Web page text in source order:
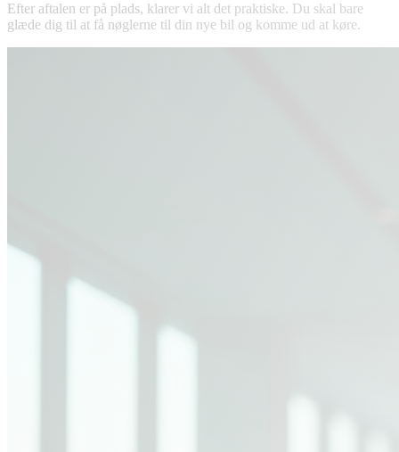
Efter aftalen er på plads, klarer vi alt det praktiske. Du skal bare
glæde dig til at få nøglerne til din nye bil og komme ud at køre.